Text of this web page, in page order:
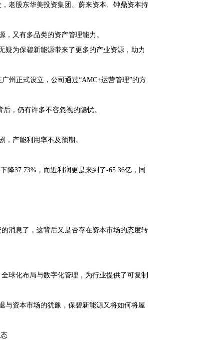
老股东华美投资集团、蔚来资本、钟鼎资本持
又有多品类的资产管理能力。
疑为保碧新能源带来了更多的产业资源，助力
州正式设立，公司通过“AMC+运营管理”的方
，仍有许多不容忽视的隐忧。
产能利用率不及预期。
降37.73%，而近利润更是来到了-65.36亿，同
消息了，这背后又是否存在资本市场的态度转
球化布局与数字化管理，为行业提供了可复制
与资本市场的犹豫，保碧新能源又将如何将屋